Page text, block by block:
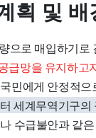
획 및 배
으로 매입하기로
급망을 유지하고
민에게 안정적
세계무역기구
수급불안과 같